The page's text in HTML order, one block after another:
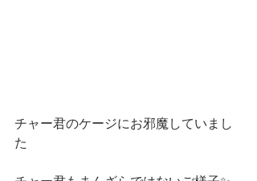
チャー君のケージにお邪魔していまし
た